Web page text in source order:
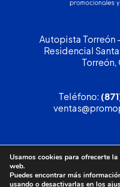
Autopista Torreón
Residencial
Torreón,
Teléfono:
¡Solicita tu
(800) 90
Usamos cookies para ofrecerte
web.
Puedes encontrar más
usando o desactivarlas en los